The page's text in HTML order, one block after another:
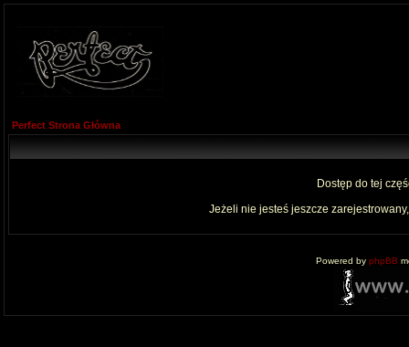
Perfect Strona Główna
Dostęp do tej
Jeżeli nie jesteś jeszcze
Powered by phpBB